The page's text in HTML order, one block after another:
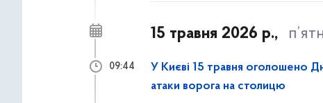
15 травня 2026 р.,
У Києві 15 травня оголошено
атаки ворога на столицю
09:44